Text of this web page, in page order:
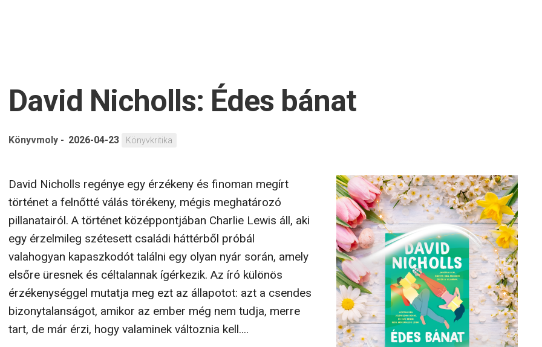
David Nicholls: Édes bánat
Könyvmoly - 2026-04-23 Könyvkritika
David Nicholls regénye egy érzékeny és finoman megírt
történet a felnőtté válás törékeny, mégis meghatározó
pillanatairól. A történet középpontjában Charlie Lewis áll, aki
egy érzelmileg szétesett családi háttérből próbál
valahogyan kapaszkodót találni egy olyan nyár során, amely
elsőre üresnek és céltalannak ígérkezik. Az író különös
érzékenységgel mutatja meg ezt az állapotot: azt a csendes
bizonytalanságot, amikor az ember még nem tudja, merre
tart, de már érzi, hogy valaminek változnia kell....